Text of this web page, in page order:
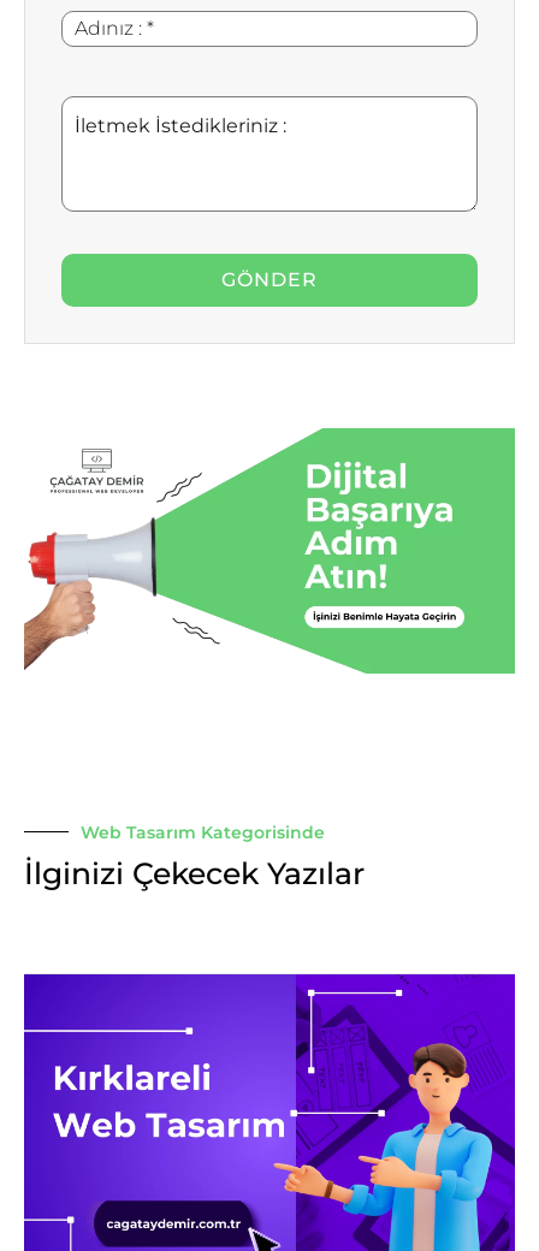
Adınız
:
*
İletmek
İstedikleriniz
Web Tasarım Kategorisinde
İlginizi Çekecek Yazılar